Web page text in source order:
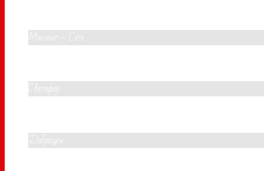
Магнит – Сеть
Светофор
Доброцен